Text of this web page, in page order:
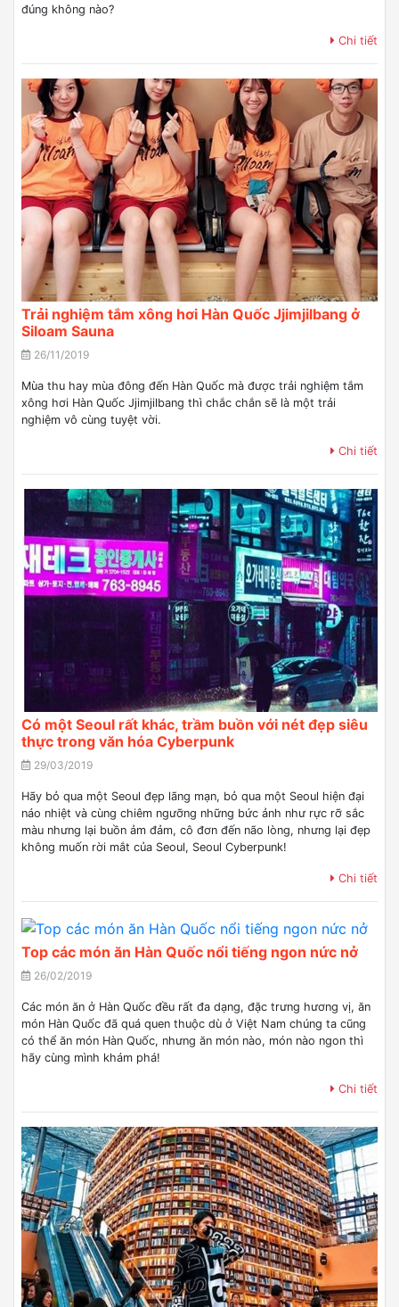
đúng không nào?
Chi tiết
Trải nghiệm tắm xông hơi Hàn Quốc Jjimjilbang ở
Siloam Sauna
26/11/2019
Mùa thu hay mùa đông đến Hàn Quốc mà được trải nghiệm tắm
xông hơi Hàn Quốc Jjimjilbang thì chắc chắn sẽ là một trải
nghiệm vô cùng tuyệt vời.
Chi tiết
Có một Seoul rất khác, trầm buồn với nét đẹp siêu
thực trong văn hóa Cyberpunk
29/03/2019
Hãy bỏ qua một Seoul đẹp lãng mạn, bỏ qua một Seoul hiện đại
náo nhiệt và cùng chiêm ngưỡng những bức ảnh như rực rỡ sắc
màu nhưng lại buồn ảm đảm, cô đơn đến não lòng, nhưng lại đẹp
không muốn rời mắt của Seoul, Seoul Cyberpunk!
Chi tiết
Top các món ăn Hàn Quốc nổi tiếng ngon nức nở
26/02/2019
Các món ăn ở Hàn Quốc đều rất đa dạng, đặc trưng hương vị, ăn
món Hàn Quốc đã quá quen thuộc dù ở Việt Nam chúng ta cũng
có thể ăn món Hàn Quốc, nhưng ăn món nào, món nào ngon thì
hãy cùng mình khám phá!
Chi tiết